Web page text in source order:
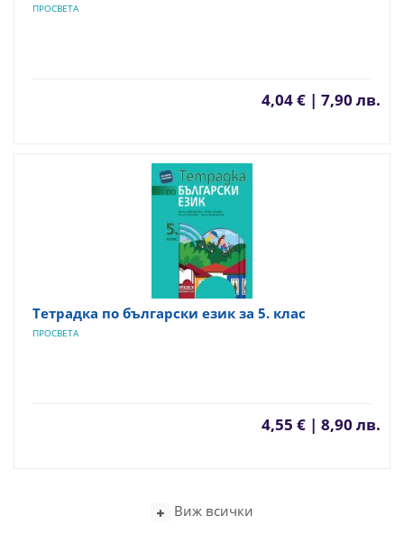
ПРОСВЕТА
4,04 € | 7,90 лв.
Тетрадка по български език за 5. клас
ПРОСВЕТА
4,55 € | 8,90 лв.
Виж всички